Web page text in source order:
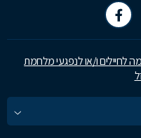
לחיילים ו/או לנפגעי מלחמת